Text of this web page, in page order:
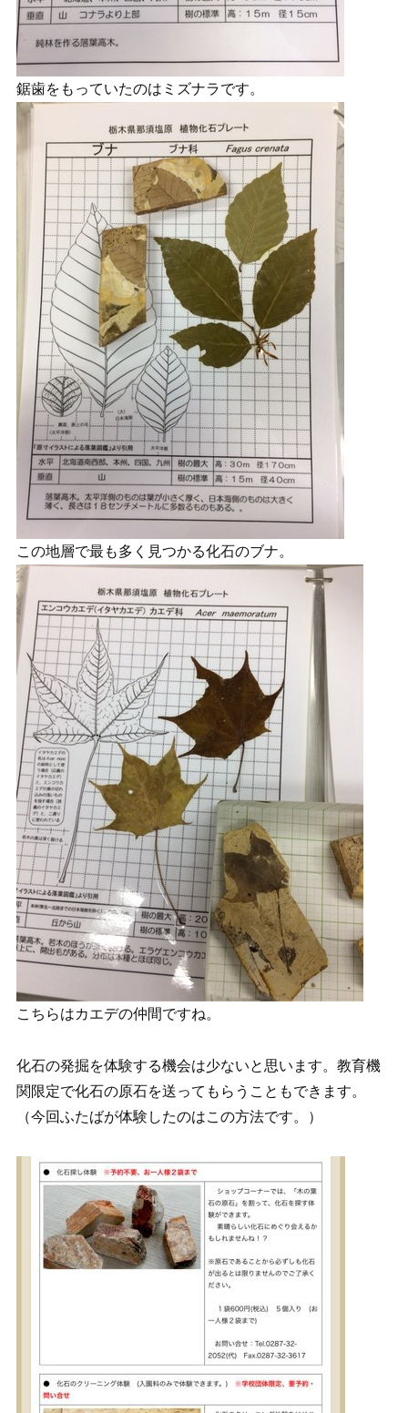
鋸歯をもっていたのはミズナラです。
この地層で最も多く見つかる化石のブナ。
こちらはカエデの仲間ですね。
化石の発掘を体験する機会は少ないと思います。教育機
関限定で化石の原石を送ってもらうこともできます。
（今回ふたばが体験したのはこの方法です。）